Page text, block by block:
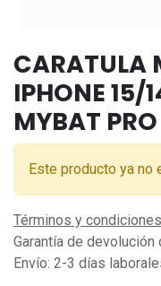
CARATULA
IPHONE 15/
MYBAT PRO
Este producto ya no
Términos y condiciones
Garantía de devolución
Envío: 2-3 días